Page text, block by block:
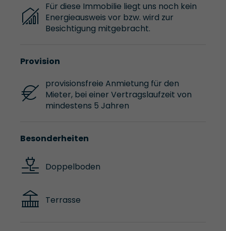
Für diese Immobilie liegt uns noch kein
Energieausweis vor bzw. wird zur
Besichtigung mitgebracht.
Provision
provisionsfreie Anmietung für den
Mieter, bei einer Vertragslaufzeit von
mindestens 5 Jahren
Besonderheiten
Doppelboden
Terrasse